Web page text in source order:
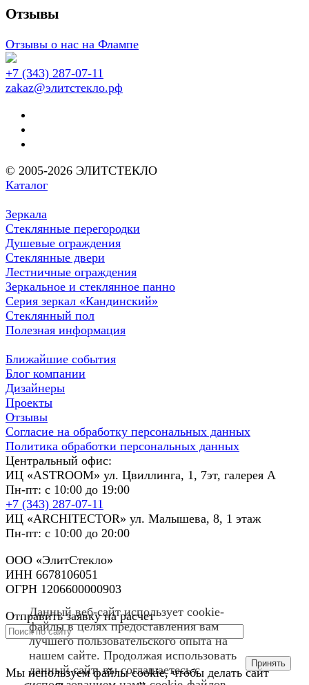
Отзывы
Отзывы о нас на Флампе
+7 (343) 287-07-11
zakaz@элитстекло.рф
© 2005-2026 ЭЛИТСТЕКЛО
Каталог
Зеркала
Стеклянные перегородки
Душевые ограждения
Стеклянные двери
Лестничные ограждения
Зеркальное и стеклянное панно
Серия зеркал «Кандинский»
Стеклянный пол
Полезная информация
Ближайшие события
Блог компании
Дизайнеры
Проекты
Отзывы
Согласие на обработку персональных данных
Политика обработки персональных данных
Центральный офис:
ИЦ «ASTROOM» ул. Цвиллинга, 1, 7эт, галерея А
Пн-пт: с 10:00 до 19:00
+7 (343) 287-07-11
ИЦ «ARCHITECTOR» ул. Малышева, 8, 1 этаж
Пн-пт: с 10:00 до 20:00
ООО «ЭлитСтекло»
ИНН 6678106051
ОГРН 1206600000903
Отправить заявку на расчет
Мы используем файлы cookie, чтобы делать сайт
Данный веб-сайт использует cookie-
файлы в целях предоставления вам
лучшего пользовательского опыта на
нашем сайте. Продолжая использовать
данный сайт, вы соглашаетесь с
Принять